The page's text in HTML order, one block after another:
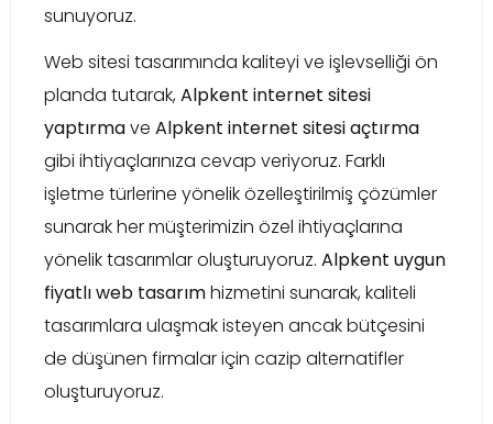
sunuyoruz.
Web sitesi tasarımında kaliteyi ve işlevselliği ön
planda tutarak,Alpkent internet sitesi
yaptırmave Alpkent internet sitesi açtırma
gibi ihtiyaçlarınıza cevap veriyoruz. Farklı
işletme türlerine yönelik özelleştirilmiş çözümler
sunarak her müşterimizin özel ihtiyaçlarına
yönelik tasarımlar oluşturuyoruz. Alpkent uygun
fiyatlı web tasarımhizmetini sunarak, kaliteli
tasarımlara ulaşmak isteyen ancak bütçesini
de düşünen firmalar için cazip alternatifler
oluşturuyoruz.